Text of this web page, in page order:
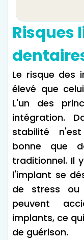
Risques
Le risque des
élevé que
L'un des
intégration.
stabilité
bonne que
traditionnel. Il
l'implant se
de stress ou
peuvent
implants, ce
de guérison.